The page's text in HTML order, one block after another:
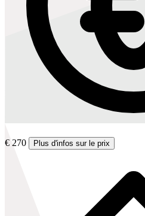
€ 270 Plus d'infos sur le prix